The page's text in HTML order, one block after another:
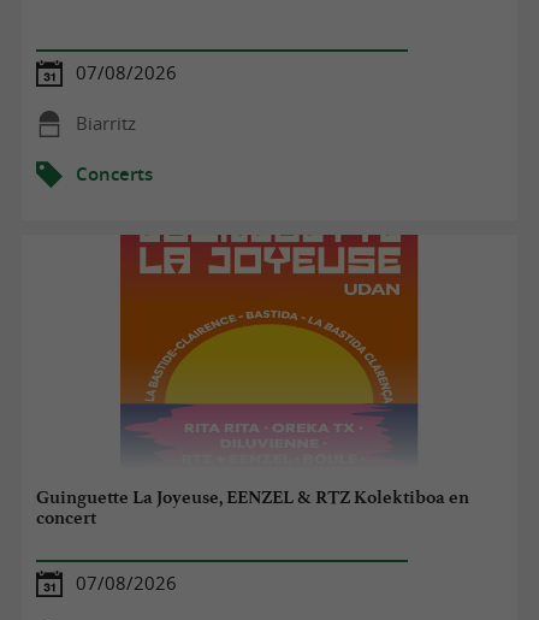
07/08/2026
Biarritz
Concerts
Guinguette La Joyeuse, EENZEL & RTZ Kolektiboa en
concert
07/08/2026